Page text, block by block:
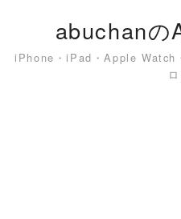
content
abuchanの
iPhone・iPad・Apple Watch